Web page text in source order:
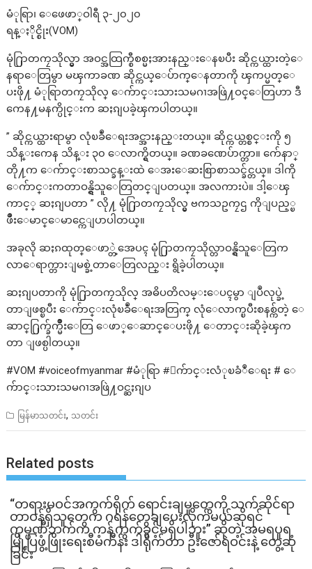
မံုရြာ၊ ေဖေဖာ္ဝါရီ ၃-၂၀၂၀
ရန္ႏိုင္စိုး(VOM)
မုံ႐ြာတကၠသိုလ္မွာ အဝင္အထြက္စီစစ္မႈအားနည္းေနၿပီး ဆိုင္ကယ္ထားတဲ့ေ
နရာေတြမွာ မၾကာခဏ ဆိုင္ကယ္ေပ်ာက္ေနတာကို ၾကပ္မတ္ေ
ပးဖို႔ မံုရြာတကၠသိုလ္ ေက်ာင္းသားသမဂၢအဖြဲ႔ဝင္ေတြဟာ ဒီ
ကေန႔မနက္ပိုင္းက ဆႏၵျပခဲ့ၾကပါတယ္။
” ဆိုင္ကယ္ထားရာမွာ လုံၿခဳံေရးအင္အားနည္းတယ္။ ဆိုင္ကယ္တစ္စင္းကို ၅
သိန္းကေန သိန္း ၃၀ ေလာက္ရွိတယ္။ ခဏခဏေပ်ာက္တာ။ က်ေနာ္
တို႔က ေက်ာင္းစာသင္ခန္းထဲ ေအးေဆးစြာစာသင္ခ်င္တယ္။ ဒါကို
ေက်ာင္းကတာဝန္ရွိသူေတြတင္ျပတယ္။ အလကားပဲ။ ဒါ့ေၾ
ကာင့္ ဆႏၵျပတာ ” လို႔ မုံ႐ြာတကၠသိုလ္မွ ဗကသဥကၠဌ ကိုျပည့္ၿ
ဖိဳးေမာင္ေမာင္ကေျပာပါတယ္။
အခုလို ဆႏၵထုတ္ေဖာ္တဲ့အေပၚ မုံ႐ြာတကၠသိုလ္တာဝန္ရွိသူေတြက
လာေရာက္တားျမစ္ခဲ့တာေတြလည္း ရွိခဲ့ပါတယ္။
ဆႏၵျပတာကို မုံ႐ြာတကၠသိုလ္ အဓိပတိလမ္းေပၚမွာ ျပဳလုပ္ခဲ့
တာျဖစ္ၿပီး ေက်ာင္းလုံၿခဳံေရးအတြက္ လုံေလာက္ၿပီးစနစ္က်တဲ့ ေ
ဆာင္႐ြက္ခ်က္မ်ိဳးေတြ ေဖာ္ေဆာင္ေပးဖို႔ ေတာင္းဆိုခဲ့ၾက
တာ ျဖစ္ပါတယ္။
#VOM #voiceofmyanmar #မံုရြာ #ေက်ာင္းလံုၿခံဳေရး # ေ
က်ာင္းသားသမဂၢအဖြဲ႔ဝင္ဆႏၵျပ
မြန်မာသတင်း, သတင်း
Related posts
“တရားမဝင်အကွက်ရိုက် ရောင်းချမှုတွေကို သက်ဆိုင်ရာ
တာဝန်ရှိသူတွေက ဂရန်တွေချပေးလိုက်မယ်ဆိုရင်
ကုမ္ပဏီဘက်က ကန့်ကွက်ခွင့်မရှိပါဘူး” ဆိုတဲ့ အမရပူရ
မြို့ပြဖွံ့ဖြိုးရေးစီမံကိန်း ဒါရိုက်တာ ဦးဇော်ရဲဝင်းနဲ့ တွေ့ဆုံ
ခြင်း